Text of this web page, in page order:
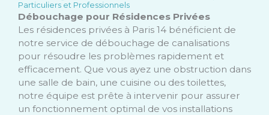
Particuliers et Professionnels
Débouchage pour Résidences Privées
Les résidences privées à Paris 14 bénéficient de
notre service de débouchage de canalisations
pour résoudre les problèmes rapidement et
efficacement. Que vous ayez une obstruction dans
une salle de bain, une cuisine ou des toilettes,
notre équipe est prête à intervenir pour assurer
un fonctionnement optimal de vos installations